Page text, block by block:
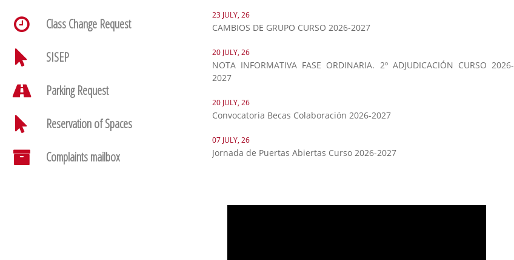
23 JULY, 26
CAMBIOS DE GRUPO CURSO 2026-2027
20 JULY, 26
NOTA INFORMATIVA FASE ORDINARIA. 2º ADJUDICACIÓN CURSO 2026-
2027
20 JULY, 26
Convocatoria Becas Colaboración 2026-2027
07 JULY, 26
Jornada de Puertas Abiertas Curso 2026-2027
Class Change Request
SISEP
Parking Request
Reservation of Spaces
Complaints mailbox